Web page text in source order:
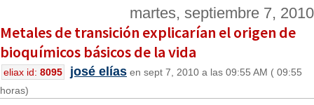
martes, septiembre 7, 2010
Metales de transición explicarían el origen de
bioquímicos básicos de la vida
eliax id: 8095 josé elías en sept 7, 2010 a las 09:55 AM ( 09:55
horas)